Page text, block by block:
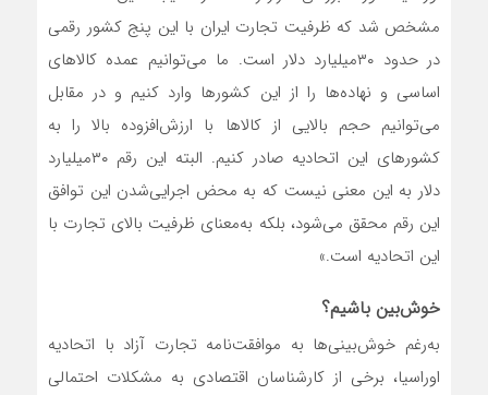
مشخص شد که ظرفیت تجارت ایران با این پنج کشور رقمی
در حدود ۳۰‌میلیارد دلار است. ما می‌توانیم عمده کالاهای
اساسی و نهاده‌‌‌‌‌ها را از این کشورها وارد کنیم و در مقابل
می‌توانیم حجم بالایی از کالاها با ارزش‌افزوده بالا را به
کشورهای این اتحادیه صادر کنیم. البته این رقم ۳۰‌میلیارد
دلار به این معنی نیست که به محض اجرایی‌شدن این توافق
این رقم محقق می‌شود، بلکه به‌معنای ظرفیت بالای تجارت با
این اتحادیه است.»
خوش‌بین باشیم؟
به‌رغم خوش‌بینی‌‌‌‌‌ها به موافقت‌نامه تجارت آزاد با اتحادیه
اوراسیا، برخی از کارشناسان اقتصادی به مشکلات احتمالی